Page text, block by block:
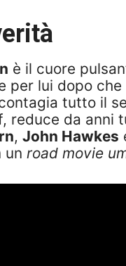
è il cuore
lui dopo
tutto il
reduce da
, John Hawkes
un road movie